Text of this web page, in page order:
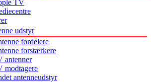
TV
udstyr
fordelere
forstærkere
antenner
modtagere
antenneudstyr